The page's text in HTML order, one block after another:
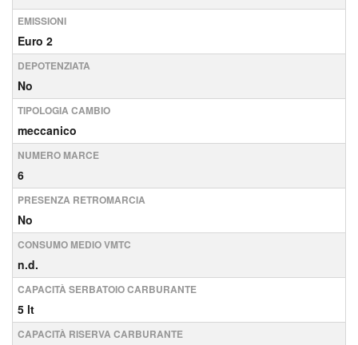
EMISSIONI
Euro 2
DEPOTENZIATA
No
TIPOLOGIA CAMBIO
meccanico
NUMERO MARCE
6
PRESENZA RETROMARCIA
No
CONSUMO MEDIO VMTC
n.d.
CAPACITÀ SERBATOIO CARBURANTE
5 lt
CAPACITÀ RISERVA CARBURANTE